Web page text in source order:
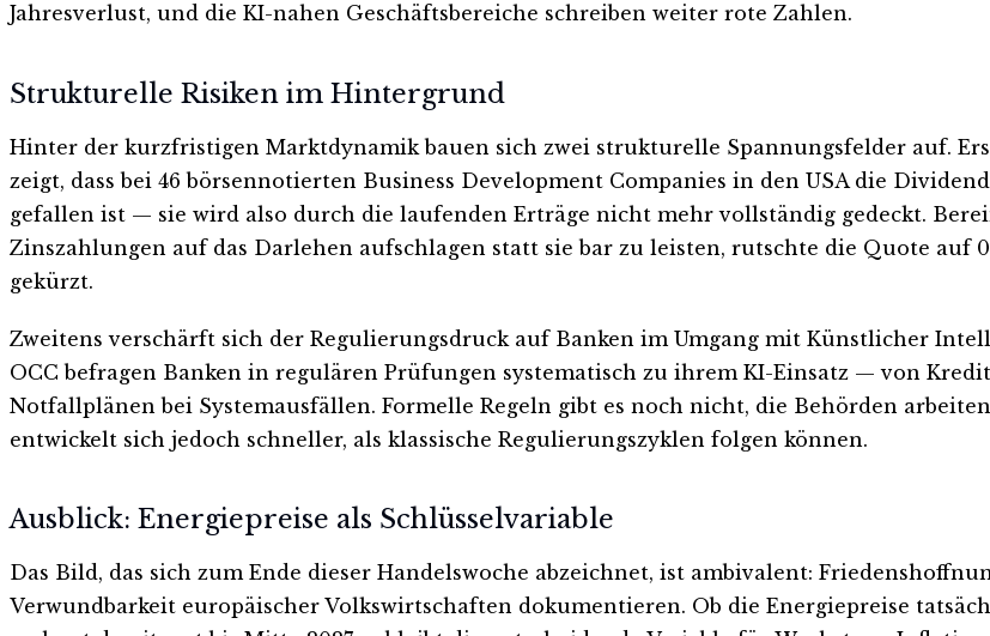
Jahresverlust, und die KI-nahen Geschäftsbereiche schreiben weiter rote Zahlen.
Strukturelle Risiken im Hintergrund
Hinter der kurzfristigen Marktdynamik bauen sich zwei strukturelle Spannungsfelder auf.
zeigt, dass bei 46 börsennotierten Business Development Companies in den USA die
gefallen ist — sie wird also durch die laufenden Erträge nicht mehr vollständig gedeckt.
Zinszahlungen auf das Darlehen aufschlagen statt sie bar zu leisten, rutschte die Quote auf
gekürzt.
Zweitens verschärft sich der Regulierungsdruck auf Banken im Umgang mit Künstlicher
OCC befragen Banken in regulären Prüfungen systematisch zu ihrem KI-Einsatz — von
Notfallplänen bei Systemausfällen. Formelle Regeln gibt es noch nicht, die Behörden
entwickelt sich jedoch schneller, als klassische Regulierungszyklen folgen können.
Ausblick: Energiepreise als Schlüsselvariable
Das Bild, das sich zum Ende dieser Handelswoche abzeichnet, ist ambivalent:
Verwundbarkeit europäischer Volkswirtschaften dokumentieren. Ob die Energiepreise